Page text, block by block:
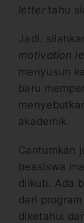
lettertahu
Jadi.
motivation
menyusun
baru
akademik.
Cantumkan
beasiswa
diikuti. Ada
dari
diketahui